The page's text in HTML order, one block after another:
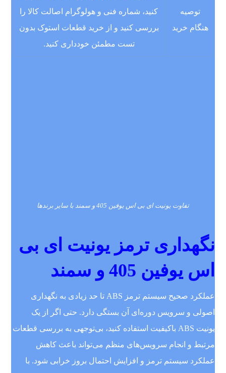
توصیه
هنگام خرید
کنید، شماره فنی و هولوگرام اصالت کالا را
بررسی کنید و از خرید قطعات استوک بدون
تست مطمئن خودداری کنید.
تفاوت یونیت ای بی اس یوفین 405 و سمند با سایر برندها
نگهداری ترمز یونیت ای بی
اس یوفین 405 و سمند
عملکرد صحیح سیستم ترمز ABS تا حد زیادی به نگهداری
اصولی و سرویس دوره‌ای آن بستگی دارد. حتی اگر از یک
یونیت ABS باکیفیت استفاده کنید، بی‌توجهی به بررسی قطعات
مرتبط و انجام سرویس‌های منظم می‌تواند باعث کاهش
عملکرد سیستم ترمز و افزایش احتمال بروز خرابی شود. با